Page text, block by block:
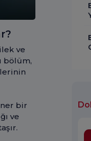
ve
bölüm,
bir
ve